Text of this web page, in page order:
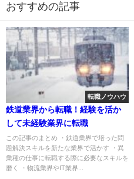
おすすめの記事
転職ノウハウ
鉄道業界から転職！経験を活か
して未経験業界に転職
この記事のまとめ ・鉄道業界で培った問
題解決スキルを新たな業界で活かす ・異
業種の仕事に転職する際に必要なスキルを
磨く ・物流業界やIT業界...